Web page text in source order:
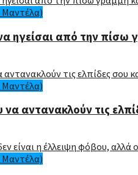
ηγείσαι από την πίσω
να αντανακλούν τις